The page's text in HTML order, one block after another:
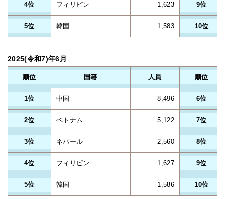
4位 フィリピン 1,623 9位
5位 韓国 1,583 10位
2025(令和7)年6月
順位 国籍 人員 順位
1位 中国 8,496 6位
2位 ベトナム 5,122 7位
3位 ネパール 2,560 8位
4位 フィリピン 1,627 9位
5位 韓国 1,586 10位